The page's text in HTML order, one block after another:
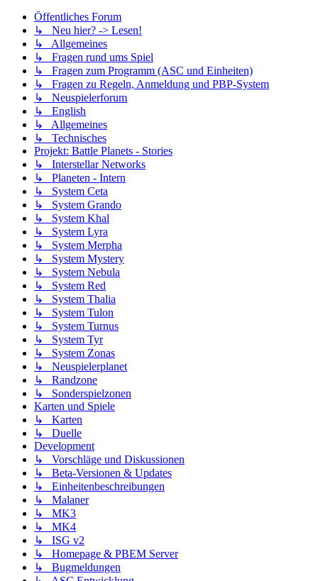
Öffentliches Forum
↳ Neu hier? -> Lesen!
↳ Allgemeines
↳ Fragen rund ums Spiel
↳ Fragen zum Programm (ASC und Einheiten)
↳ Fragen zu Regeln, Anmeldung und PBP-System
↳ Neuspielerforum
↳ English
↳ Allgemeines
↳ Technisches
Projekt: Battle Planets - Stories
↳ Interstellar Networks
↳ Planeten - Intern
↳ System Ceta
↳ System Grando
↳ System Khal
↳ System Lyra
↳ System Merpha
↳ System Mystery
↳ System Nebula
↳ System Red
↳ System Thalia
↳ System Tulon
↳ System Turnus
↳ System Tyr
↳ System Zonas
↳ Neuspielerplanet
↳ Randzone
↳ Sonderspielzonen
Karten und Spiele
↳ Karten
↳ Duelle
Development
↳ Vorschläge und Diskussionen
↳ Beta-Versionen & Updates
↳ Einheitenbeschreibungen
↳ Malaner
↳ MK3
↳ MK4
↳ ISG v2
↳ Homepage & PBEM Server
↳ Bugmeldungen